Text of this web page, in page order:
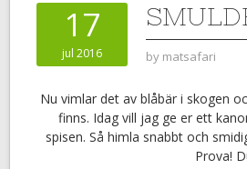
17
jul 2016 by matsafari
Nu vimlar det av blåbär i skogen
finns. Idag vill jag ge er ett
spisen. Så himla snabbt och
Prova!